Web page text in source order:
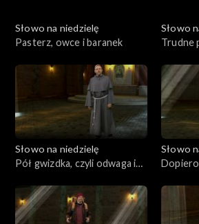
Słowo na niedzielę
Pasterz, owce i baranek
Słowo
Trudne
Słowo na niedzielę
Pół gwizdka, czyli odwaga i
Słowo